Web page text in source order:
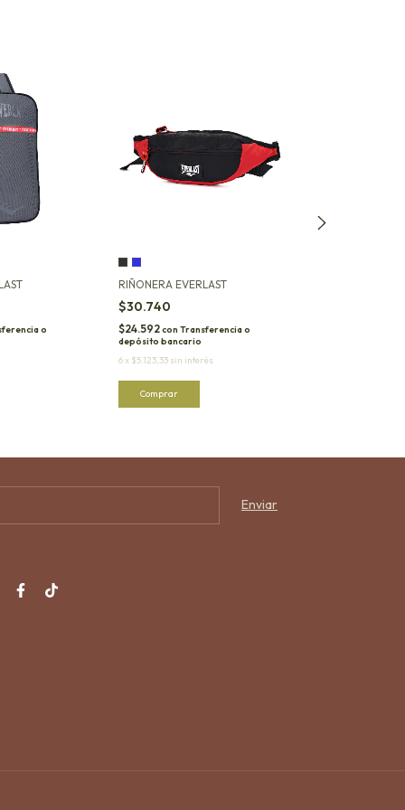
o
RIÑONERA EVERLAST
$30.740
$24.592con Transferencia o
depósito bancario
6x $5.123,33 sin interés
Comprar